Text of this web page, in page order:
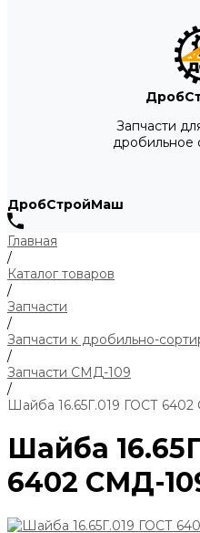
Запчасти
дробильное
ДробСтройМаш
Главная
/
Каталог товаров
/
Запчасти
/
Запчасти к дробильно-
/
Запчасти СМД-109
/
Шайба 16.65Г.019 ГОСТ
Шайба
6402 СМД-